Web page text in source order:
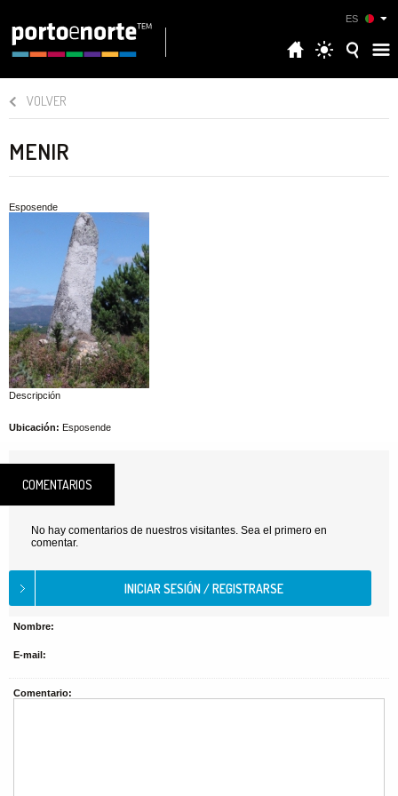
ES
VOLVER
MENIR
Esposende
Descripción
Ubicación: Esposende
COMENTARIOS
No hay comentarios de nuestros visitantes. Sea el primero en
comentar.
Nombre:
E-mail:
Comentario: